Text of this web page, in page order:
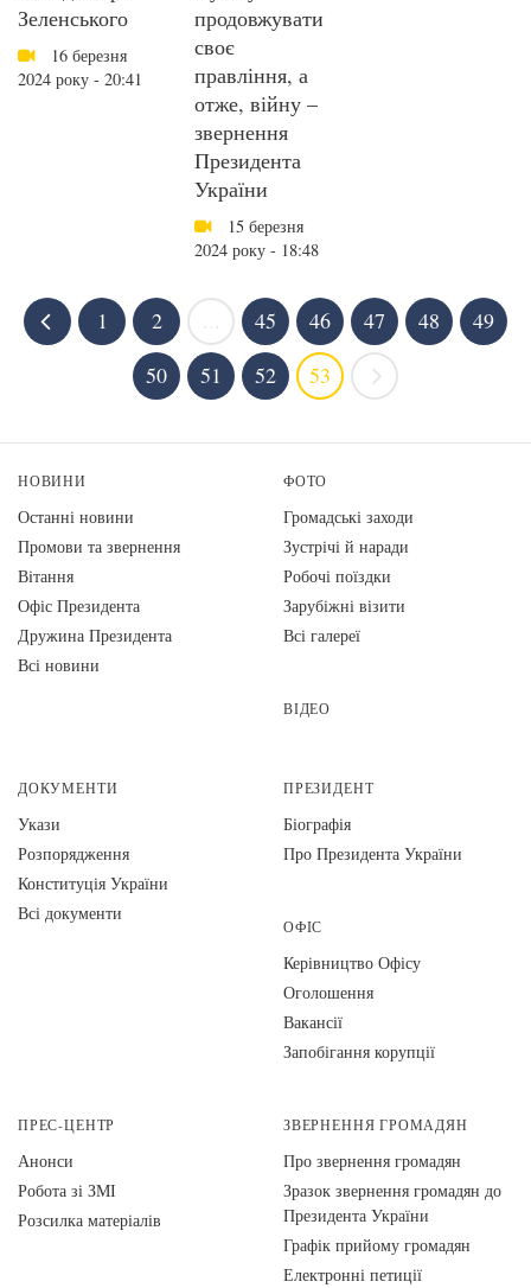
Зеленського
16 березня
2024 року - 20:41
продовжувати
своє
правління, а
отже, війну –
звернення
Президента
України
15 березня
2024 року - 18:48
1 2 45 46 47 48
49
50
51 52 53
НОВИНИ
Останні новини
Промови та звернення
Вiтання
Офіс Президента
Дружина Президента
Всі новини
ФОТО
Громадські заходи
Зустрічі й наради
Робочі поїздки
Зарубіжні візити
Всі галереї
ВІДЕО
ДОКУМЕНТИ
Укази
Розпорядження
Конституція України
Всі документи
ПРЕЗИДЕНТ
Біографія
Про Президента України
ОФІС
Керівництво Офісу
Оголошення
Вакансії
Запобігання корупції
ПРЕС-ЦЕНТР
Анонси
Робота зі ЗМІ
Розсилка матеріалів
ЗВЕРНЕННЯ ГРОМАДЯН
Про звернення громадян
Зразок звернення громадян до
Президента України
Графік прийому громадян
Електронні петиції